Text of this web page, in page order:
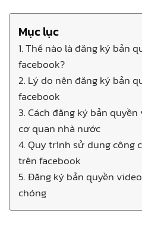
Mục lục
1. Thế nào là đăng ký bản
facebook?
2. Lý do nên đăng ký bản
facebook
3. Cách đăng ký bản
cơ quan nhà nước
4. Quy trình sử dụng công
trên facebook
5. Đăng ký bản quyền
chóng